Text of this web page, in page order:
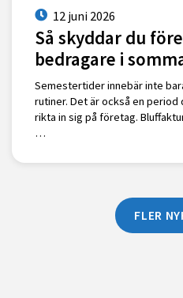
12 juni 2026
Så skyddar du
bedragare i
Semestertider innebär inte
rutiner. Det är också en
rikta in sig på företag.
…
FLER